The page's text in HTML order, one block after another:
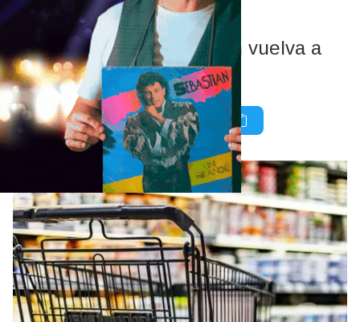
inflación de mayo
Se espera que la inflación vuelva a
desacelerarse.